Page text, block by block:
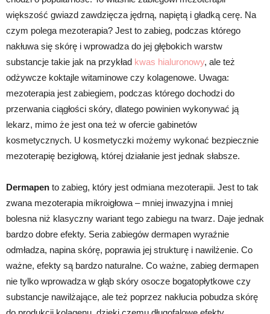
większość gwiazd zawdzięcza jędrną, napiętą i gładką cerę. Na
czym polega mezoterapia? Jest to zabieg, podczas którego
nakłuwa się skórę i wprowadza do jej głębokich warstw
substancje takie jak na przykład kwas hialuronowy, ale też
odżywcze koktajle witaminowe czy kolagenowe. Uwaga:
mezoterapia jest zabiegiem, podczas którego dochodzi do
przerwania ciągłości skóry, dlatego powinien wykonywać ją
lekarz, mimo że jest ona też w ofercie gabinetów
kosmetycznych. U kosmetyczki możemy wykonać bezpiecznie
mezoterapię bezigłową, której działanie jest jednak słabsze.
Dermapen to zabieg, który jest odmiana mezoterapii. Jest to tak
zwana mezoterapia mikroigłowa – mniej inwazyjna i mniej
bolesna niż klasyczny wariant tego zabiegu na twarz. Daje jednak
bardzo dobre efekty. Seria zabiegów dermapen wyraźnie
odmładza, napina skórę, poprawia jej strukturę i nawilżenie. Co
ważne, efekty są bardzo naturalne. Co ważne, zabieg dermapen
nie tylko wprowadza w głąb skóry osocze bogatopłytkowe czy
substancje nawilżające, ale też poprzez nakłucia pobudza skórę